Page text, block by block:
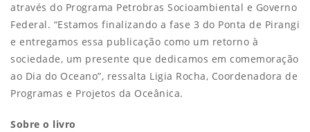
através do Programa Petrobras Socioambiental e Governo
Federal. “Estamos finalizando a fase 3 do Ponta de Pirangi
e entregamos essa publicação como um retorno à
sociedade, um presente que dedicamos em comemoração
ao Dia do Oceano”, ressalta Ligia Rocha, Coordenadora de
Programas e Projetos da Oceânica.
Sobre o livro